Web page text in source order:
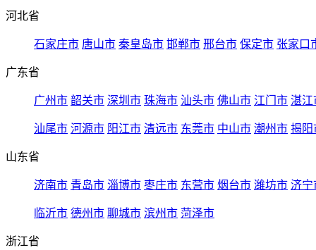
河北省
石家庄市 唐山市 秦皇岛市 邯郸市 邢台市 保定市 张家口
广东省
广州市 韶关市 深圳市 珠海市 汕头市 佛山市 江门市 湛江
汕尾市 河源市 阳江市 清远市 东莞市 中山市 潮州市 揭阳
山东省
济南市 青岛市 淄博市 枣庄市 东营市 烟台市 潍坊市 济宁
临沂市 德州市 聊城市 滨州市 菏泽市
浙江省